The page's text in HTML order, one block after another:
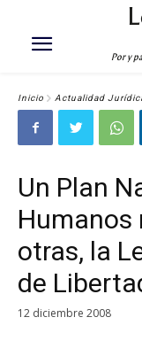
Por y
Inicio Actualidad
Un Plan
Humanos
otras, la
de
12 diciembre 2008